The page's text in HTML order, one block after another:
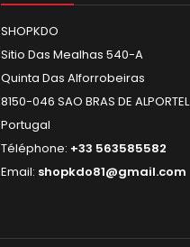
SHOPKDO
Sitio Das Mealhas 540-A
Quinta Das Alforrobeiras
8150-046 SAO BRAS DE ALPORTEL
Portugal
Téléphone: +33 563585582
Email: shopkdo81@gmail.com